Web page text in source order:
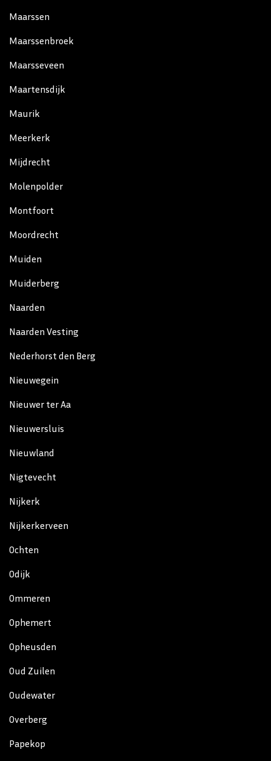
Maarssen
Maarssenbroek
Maarsseveen
Maartensdijk
Maurik
Meerkerk
Mijdrecht
Molenpolder
Montfoort
Moordrecht
Muiden
Muiderberg
Naarden
Naarden Vesting
Nederhorst den Berg
Nieuwegein
Nieuwer ter Aa
Nieuwersluis
Nieuwland
Nigtevecht
Nijkerk
Nijkerkerveen
Ochten
Odijk
Ommeren
Ophemert
Opheusden
Oud Zuilen
Oudewater
Overberg
Papekop